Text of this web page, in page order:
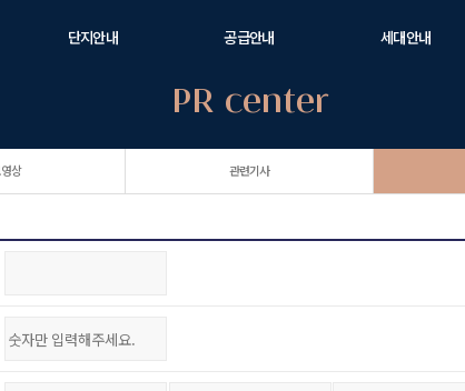
단지안내 공급안내
장기일반민간임대주택 이란?
세대안내
PR center
상 관련기사